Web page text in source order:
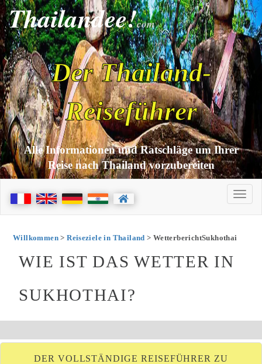
Thailandee!com
Der Thailand-
Reiseführer
Alle Informationen und Ratschläge um Ihrer
Reise nach Thailand vorzubereiten
Willkommen>Reiseziele in Thailand > WetterberichtSukhothai
WIE IST DAS WETTER IN
SUKHOTHAI?
DER VOLLSTÄNDIGE REISEFÜHRER ZU